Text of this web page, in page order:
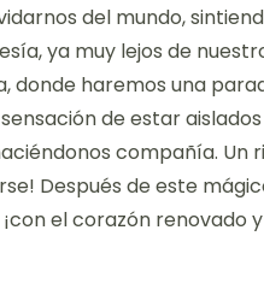
del mundo,
ya muy lejos de
donde haremos una
de estar
compañía. Un
Después de este
el corazón renovado